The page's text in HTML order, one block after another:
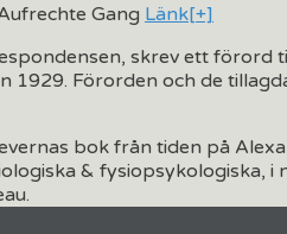
Gang Länk[+]
skrev ett förord
1929. Förorden och de
bok från tiden på
& fysiopsykologiska, i